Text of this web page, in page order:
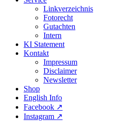
Linkverzeichnis
Fotorecht
Gutachten
Intern
KI Statement
Kontakt
Impressum
Disclaimer
Newsletter
Shop
English Info
Facebook ↗︎
Instagram ↗︎